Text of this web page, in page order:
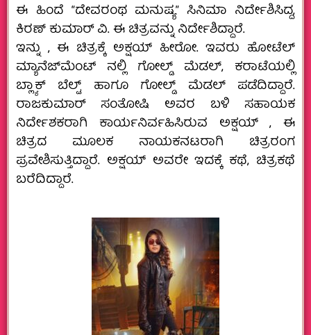
ಈ ಹಿಂದೆ “ದೇವರಂಥ ಮನುಷ್ಯ” ಸಿನಿಮಾ ನಿರ್ದೇಶಿಸಿದ್ದ,
ಕಿರಣ್‌ ಕುಮಾರ್ ವಿ‌. ಈ ಚಿತ್ರವನ್ನು ನಿರ್ದೇಶಿದ್ದಾರೆ.
ಇನ್ನು , ಈ ಚಿತ್ರಕ್ಕೆ ಅಕ್ಷಯ್ ಹೀರೋ. ಇವರು ಹೋಟೆಲ್
ಮ್ಯಾನೆಜ್‌ಮೆಂಟ್‌ ನಲ್ಲಿ ಗೋಲ್ಡ್ ಮೆಡಲ್, ಕರಾಟೆಯಲ್ಲಿ‌
ಬ್ಲ್ಯಾಕ್ ‌ಬೆಲ್ಟ್ ಹಾಗೂ ಗೋಲ್ಡ್ ಮೆಡಲ್ ಪಡೆದಿದ್ದಾರೆ.
ರಾಜಕುಮಾರ್ ಸಂತೋಷಿ ಅವರ ಬಳಿ ಸಹಾಯಕ
ನಿರ್ದೇಶಕರಾಗಿ ಕಾರ್ಯನಿರ್ವಹಿಸಿರುವ ಅಕ್ಷಯ್ , ಈ
ಚಿತ್ರದ ಮೂಲಕ ‌ನಾಯಕನಟರಾಗಿ‌ ಚಿತ್ರರಂಗ
ಪ್ರವೇಶಿಸುತ್ತಿದ್ದಾರೆ. ಅಕ್ಷಯ್ ಅವರೇ ಇದಕ್ಕೆ ಕಥೆ, ಚಿತ್ರಕಥೆ
ಬರೆದಿದ್ದಾರೆ.